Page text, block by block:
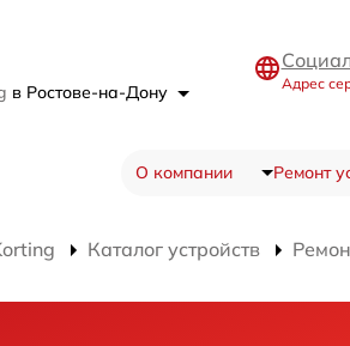
в Ростове-на-Дону Адрес
О компании Ремонт
Каталог устройств